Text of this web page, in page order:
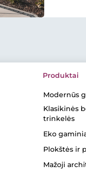
Produktai
Modernūs
Klasikinės
trinkelės
Eko
Plokštės ir
Mažoji